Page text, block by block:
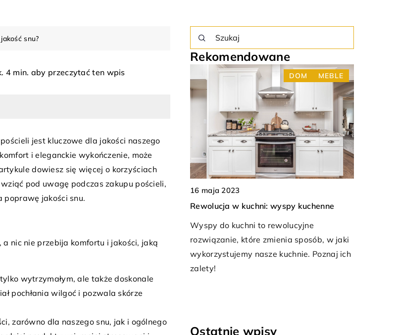
snu?
4 min. aby przeczytać ten wpis
jest kluczowe dla jakości naszego
i eleganckie wykończenie, może
dowiesz się więcej o korzyściach
pod uwagę podczas zakupu pościeli,
poprawę jakości snu.
nic nie przebija komfortu i jakości, jaką
wytrzymałym, ale także doskonale
pochłania wilgoć i pozwala skórze
zarówno dla naszego snu, jak i ogólnego
Rekomendowane
WNĘTRZ
obrazy w
dzieła
i elegancji. Odkryj,
pasują!
MEBLE
16 maja 2023
Rewolucja w kuchni: wyspy kuchenne
Wyspy do kuchni to rewolucyjne
rozwiązanie, które zmienia sposób, w jaki
wykorzystujemy nasze kuchnie. Poznaj ich
ARANŻACJA WNĘTRZ
Ostatnie wpisy